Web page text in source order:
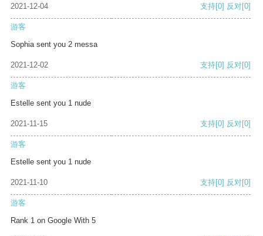
2021-12-04 支持[0] 反对[0]
游客
Sophia sent you 2 messa
2021-12-02 支持[0] 反对[0]
游客
Estelle sent you 1 nude
2021-11-15 支持[0] 反对[0]
游客
Estelle sent you 1 nude
2021-11-10 支持[0] 反对[0]
游客
Rank 1 on Google With 5